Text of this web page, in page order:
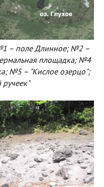
– поле Длинное; №2 –
площадка; №4
№5 – "Кислое озерцо";